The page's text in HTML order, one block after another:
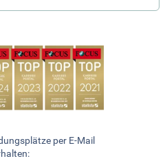
per E-Mail